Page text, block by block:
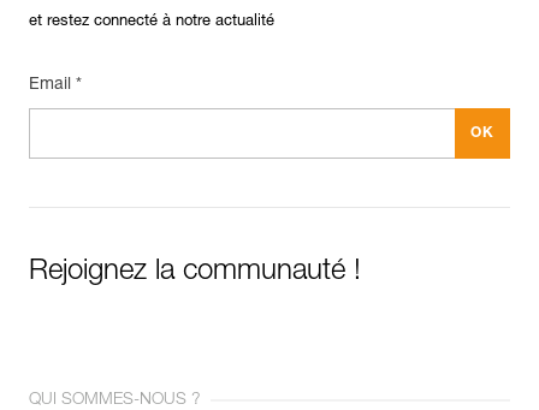
et restez connecté à notre actualité
Email *
Rejoignez la communauté !
QUI SOMMES-NOUS ?